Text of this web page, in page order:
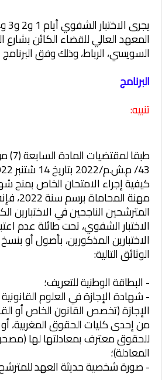
المعهد العالي للقضاء الكائن
السويسي، الرباط، وذلك وفق البرنامج
البرنامج
تنبيه:
طبقا
كيفية إجراء الامتحان الخاص بمنح
مهنة
المترشحين الناجحين في الاختبارين
الاختبار الشفوي، تحت طائلة عدم
الاختبارين المذكورين، بأصول أو
الوثائق التالية:
- البطاقة الوطنية للتعريف؛
- شهادة الإجازة في العلوم
الإجازة (تخصص القانون الخاص أو
من إحدى كليات الحقوق المغربية،
للحقوق معترف بمعادلتها لها
المعادلة)؛
- صورة شخصية حديثة العهد